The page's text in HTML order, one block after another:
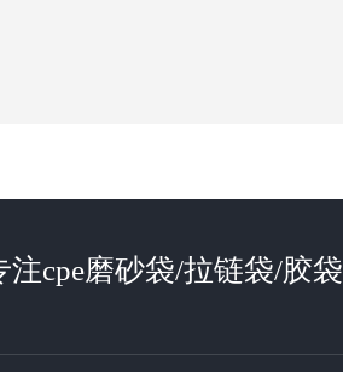
注cpe磨砂袋/拉链袋/胶